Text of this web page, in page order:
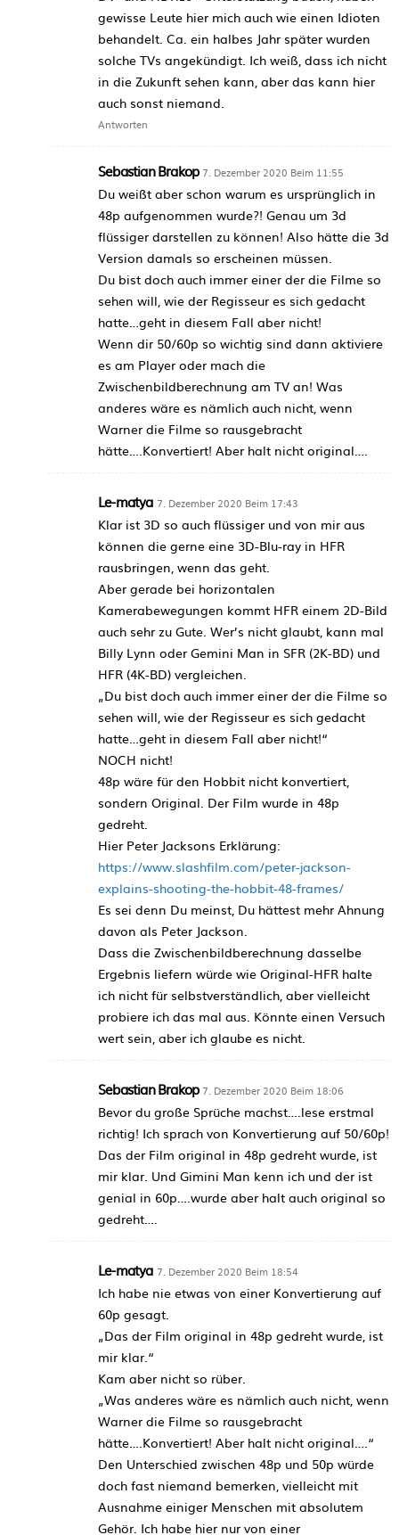
gewisse Leute hier mich auch wie einen Idioten
behandelt. Ca. ein halbes Jahr später wurden
solche TVs angekündigt. Ich weiß, dass ich nicht
in die Zukunft sehen kann, aber das kann hier
auch sonst niemand.
Antworten
Sebastian Brakop 7. Dezember 2020 Beim 11:55
Du weißt aber schon warum es ursprünglich in
48p aufgenommen wurde?! Genau um 3d
flüssiger darstellen zu können! Also hätte die 3d
Version damals so erscheinen müssen.
Du bist doch auch immer einer der die Filme so
sehen will, wie der Regisseur es sich gedacht
hatte…geht in diesem Fall aber nicht!
Wenn dir 50/60p so wichtig sind dann aktiviere
es am Player oder mach die
Zwischenbildberechnung am TV an! Was
anderes wäre es nämlich auch nicht, wenn
Warner die Filme so rausgebracht
hätte….Konvertiert! Aber halt nicht original….
Le-matya 7. Dezember 2020 Beim 17:43
Klar ist 3D so auch flüssiger und von mir aus
können die gerne eine 3D-Blu-ray in HFR
rausbringen, wenn das geht.
Aber gerade bei horizontalen
Kamerabewegungen kommt HFR einem 2D-Bild
auch sehr zu Gute. Wer’s nicht glaubt, kann mal
Billy Lynn oder Gemini Man in SFR (2K-BD) und
HFR (4K-BD) vergleichen.
„Du bist doch auch immer einer der die Filme so
sehen will, wie der Regisseur es sich gedacht
hatte…geht in diesem Fall aber nicht!“
NOCH nicht!
48p wäre für den Hobbit nicht konvertiert,
sondern Original. Der Film wurde in 48p
gedreht.
Hier Peter Jacksons Erklärung:
https://www.slashfilm.com/peter-jackson-
explains-shooting-the-hobbit-48-frames/
Es sei denn Du meinst, Du hättest mehr Ahnung
davon als Peter Jackson.
Dass die Zwischenbildberechnung dasselbe
Ergebnis liefern würde wie Original-HFR halte
ich nicht für selbstverständlich, aber vielleicht
probiere ich das mal aus. Könnte einen Versuch
wert sein, aber ich glaube es nicht.
Sebastian Brakop 7. Dezember 2020 Beim 18:06
Bevor du große Sprüche machst….lese erstmal
richtig! Ich sprach von Konvertierung auf 50/60p!
Das der Film original in 48p gedreht wurde, ist
mir klar. Und Gimini Man kenn ich und der ist
genial in 60p….wurde aber halt auch original so
gedreht….
Le-matya 7. Dezember 2020 Beim 18:54
Ich habe nie etwas von einer Konvertierung auf
60p gesagt.
„Das der Film original in 48p gedreht wurde, ist
mir klar.“
Kam aber nicht so rüber.
„Was anderes wäre es nämlich auch nicht, wenn
Warner die Filme so rausgebracht
hätte….Konvertiert! Aber halt nicht original….“
Den Unterschied zwischen 48p und 50p würde
doch fast niemand bemerken, vielleicht mit
Ausnahme einiger Menschen mit absolutem
Gehör. Ich habe hier nur von einer